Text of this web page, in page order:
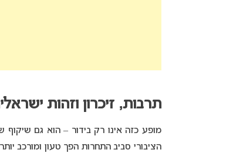
תרבות, זיכרון וזהות
מופע כזה אינו רק בידור – הוא גם שיקוף
הציבורי סביב התחרות הפך טעון ומורכב